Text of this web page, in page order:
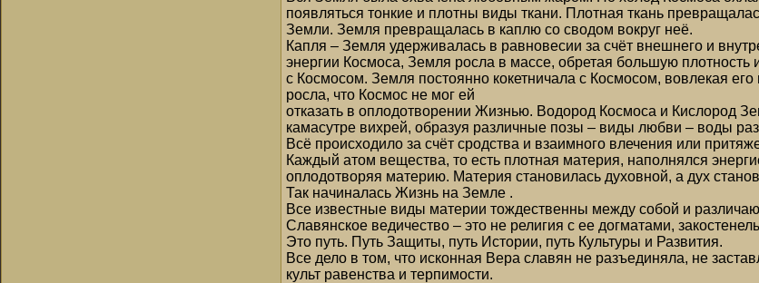
появляться тонкие и плотны виды ткани. Плотная ткань
Земли. Земля превращалась в каплю со сводом вокруг неё.
Капля – Земля удерживалась в равновесии за счёт внешнего и
энергии Космоса, Земля росла в массе, обретая большую
с Космосом. Земля постоянно кокетничала с Космосом, вовлекая
росла, что Космос не мог ей
отказать в оплодотворении Жизнью. Водород Космоса и Кислород
камасутре вихрей, образуя различные позы – виды любви – воды
Всё происходило за счёт сродства и взаимного влечения или
Каждый атом вещества, то есть плотная материя, наполнялся
оплодотворяя материю. Материя становилась духовной, а дух
Так начиналась Жизнь на Земле .
Все известные виды материи тождественны между собой и
Славянское ведичество – это не религия с ее догматами,
Это путь. Путь Защиты, путь Истории, путь Культуры и Развития.
Все дело в том, что исконная Вера славян не разъединяла, не
культ равенства и терпимости.